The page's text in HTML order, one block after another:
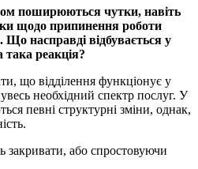
поширюються чутки, навіть
щодо припинення роботи
Що насправді відбувається у
така реакція?
що відділення функціонує у
необхідний спектр послуг. У
певні структурні зміни, однак,